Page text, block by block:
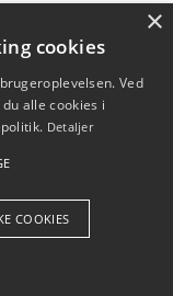
kan ændre
×
cookies
Ved
alle cookies i
Detaljer
COOKIES